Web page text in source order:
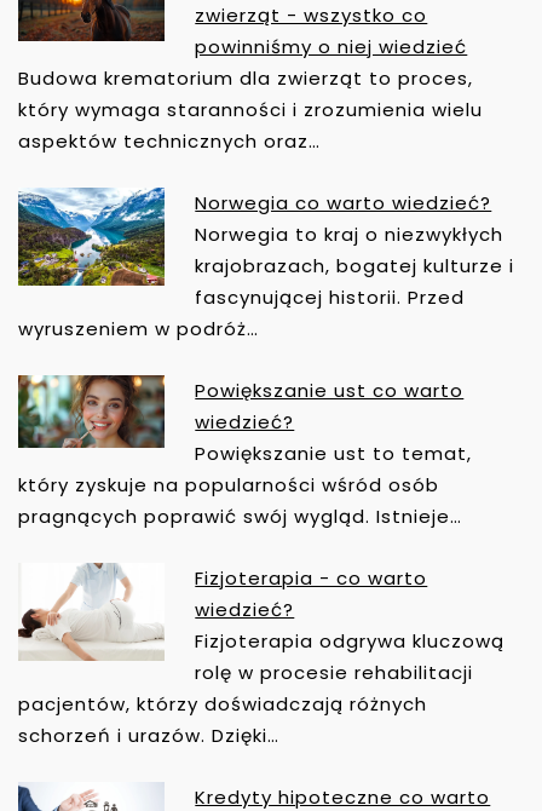
zwierząt - wszystko co
powinniśmy o niej wiedzieć
Budowa krematorium dla zwierząt to proces,
który wymaga staranności i zrozumienia wielu
aspektów technicznych oraz…
Norwegia co warto wiedzieć?
Norwegia to kraj o niezwykłych
krajobrazach, bogatej kulturze i
fascynującej historii. Przed
wyruszeniem w podróż…
Powiększanie ust co warto
wiedzieć?
Powiększanie ust to temat,
który zyskuje na popularności wśród osób
pragnących poprawić swój wygląd. Istnieje…
Fizjoterapia - co warto
wiedzieć?
Fizjoterapia odgrywa kluczową
rolę w procesie rehabilitacji
pacjentów, którzy doświadczają różnych
schorzeń i urazów. Dzięki…
Kredyty hipoteczne co warto
N
A
W
I
G
A
C
J
A
W
I
S
U